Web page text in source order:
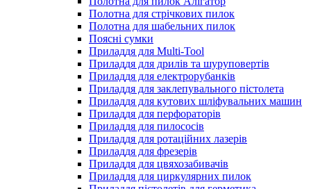
Полотна для стрічкових пилок
Полотна для шабельних пилок
Поясні сумки
Приладдя для Multi-Tool
Приладдя для дрилів та шуруповертів
Приладдя для електрорубанків
Приладдя для заклепувального пістолета
Приладдя для кутових шліфувальних машин
Приладдя для перфораторів
Приладдя для пилососів
Приладдя для ротаційних лазерів
Приладдя для фрезерів
Приладдя для цвяхозабивачів
Приладдя для циркулярних пилок